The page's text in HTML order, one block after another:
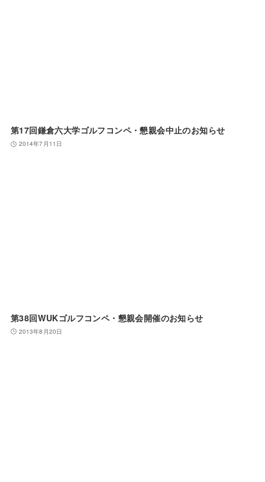
第17回鎌倉六大学ゴルフコンペ・懇親会中止のお知らせ
2014年7月11日
第38回WUKゴルフコンペ・懇親会開催のお知らせ
2013年8月20日